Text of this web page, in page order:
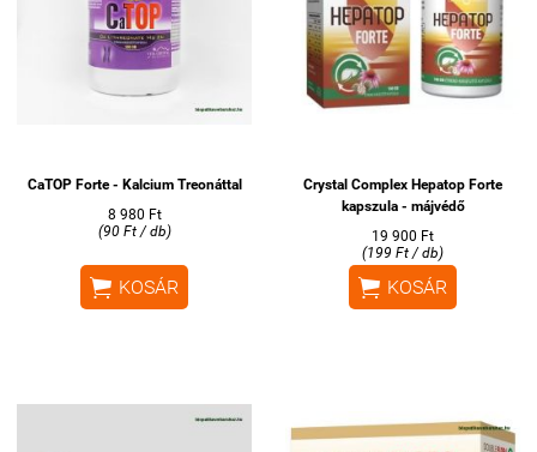
CaTOP Forte - Kalcium Treonáttal
8 980 Ft
(90 Ft / db)
 KOSÁR
Crystal Complex Hepatop Forte
kapszula - májvédő
19 900 Ft
(199 Ft / db)
 KOSÁR